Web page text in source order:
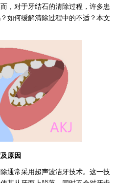
，对于牙结石的清除过程，许多患
如何缓解清除过程中的不适？本文
原因
通常采用超声波洁牙技术。这一技